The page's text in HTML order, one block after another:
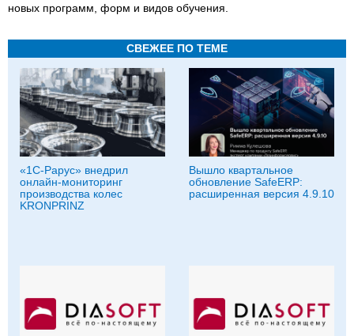
новых программ, форм и видов обучения.
СВЕЖЕЕ ПО ТЕМЕ
«1С-Рарус» внедрил
онлайн-мониторинг
производства колес
KRONPRINZ
Вышло квартальное
обновление SafeERP:
расширенная версия 4.9.10